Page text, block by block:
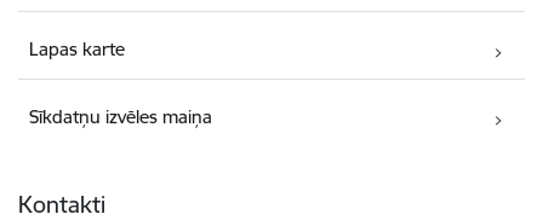
Lapas karte
Sīkdatņu izvēles maiņa
Kontakti